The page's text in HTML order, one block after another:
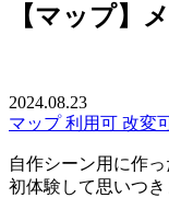
【マップ】
2024.08.23
マップ利用可 改変
自作シーン用に作
初体験して思いつ